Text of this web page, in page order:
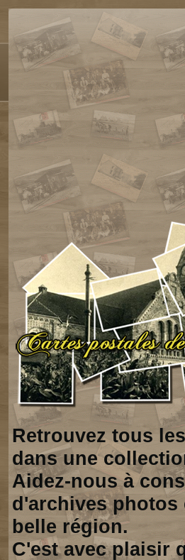
Retrouvez tous
dans une
Aidez-nous à
d'archives photos
belle région.
C'est avec plaisir